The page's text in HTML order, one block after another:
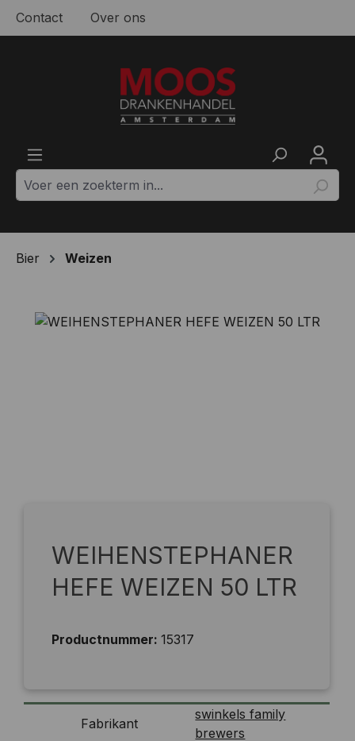
Ga naar de hoofdinhoud
Contact Over ons
Bier Weizen
Afbeeldingengalerij overslaan
WEIHENSTEPHANER
HEFE WEIZEN 50 LTR
Productnummer: 15317
Fabrikant
swinkels family
brewers